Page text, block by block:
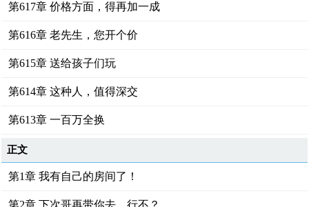
第617章 价格方面，得再加一成
第616章 老先生，您开个价
第615章 送给孩子们玩
第614章 这种人，值得深交
第613章 一百万全换
正文
第1章 我有自己的房间了！
第2章 下次哥再带你去，行不？